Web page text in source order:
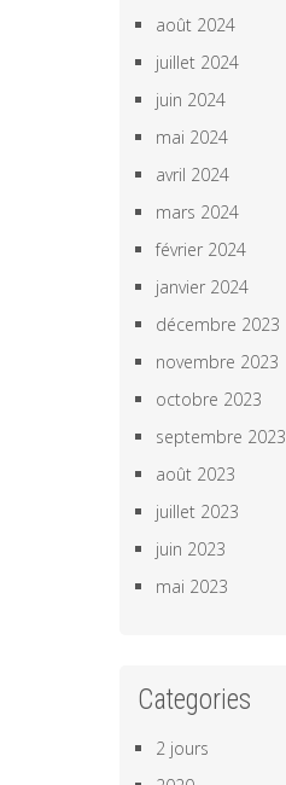
août 2024
juillet 2024
juin 2024
mai 2024
avril 2024
mars 2024
février 2024
janvier 2024
décembre 2023
novembre 2023
octobre 2023
septembre 2023
août 2023
juillet 2023
juin 2023
mai 2023
Categories
2 jours